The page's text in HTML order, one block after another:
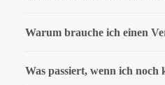
Warum brauche ich einen
Was passiert, wenn ich noch